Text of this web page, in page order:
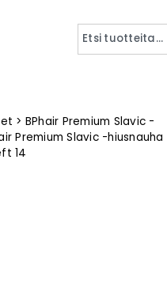
> BPhair Premium Slavic -
Premium Slavic -hiusnauha
14